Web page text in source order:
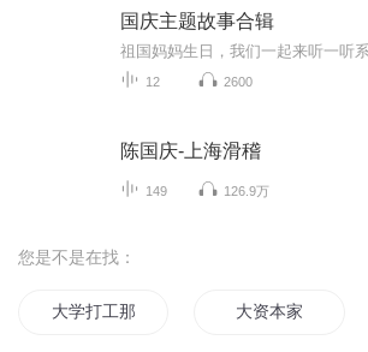
国庆主题故事合辑
12 2600
陈国庆-上海滑稽
149 126.9万
您是不是在找：
大学打工那些年 大资本家